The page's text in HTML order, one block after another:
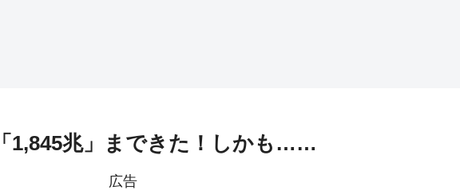
1,845兆」まできた！しかも……
広告